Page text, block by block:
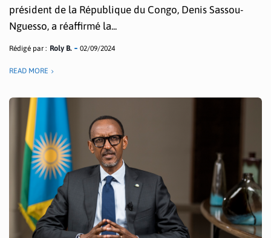
président de la République du Congo, Denis Sassou-
Nguesso, a réaffirmé la...
Rédigé par : Roly B. 02/09/2024
READ MORE